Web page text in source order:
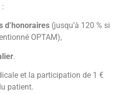
d’honoraires (jusqu’à 120 % si
OPTAM),
.
et la participation de 1 €
patient.